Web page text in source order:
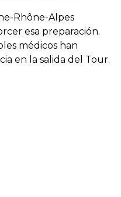
Rhône-Alpes
esa preparación.
médicos han
en la salida del Tour.